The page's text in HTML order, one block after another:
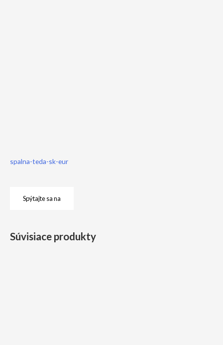
spalna-teda-sk-eur
Spýtajte sa na
Súvisiace produkty